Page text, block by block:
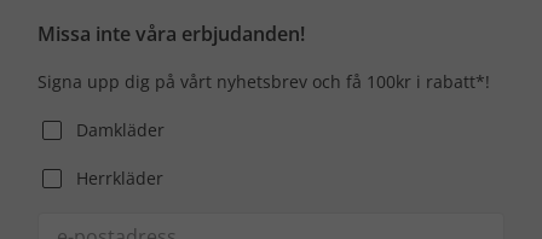
Missa inte våra erbjudanden!
Signa upp dig på vårt nyhetsbrev och få 100kr i rabatt*!
Damkläder
Herrkläder